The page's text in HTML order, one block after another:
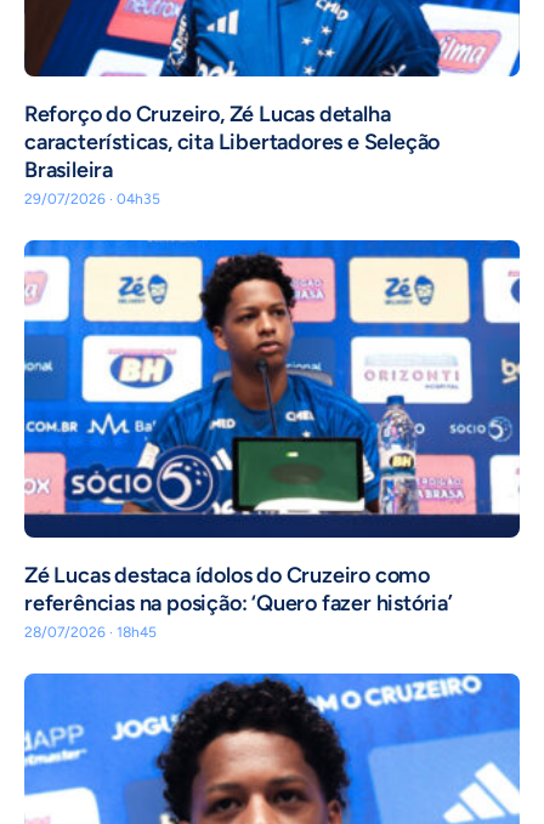
⁠Reforço do Cruzeiro, Zé Lucas detalha
características, cita Libertadores e Seleção
Brasileira
29/07/2026 · 04h35
Zé Lucas destaca ídolos do Cruzeiro como
referências na posição: ‘Quero fazer história’
28/07/2026 · 18h45